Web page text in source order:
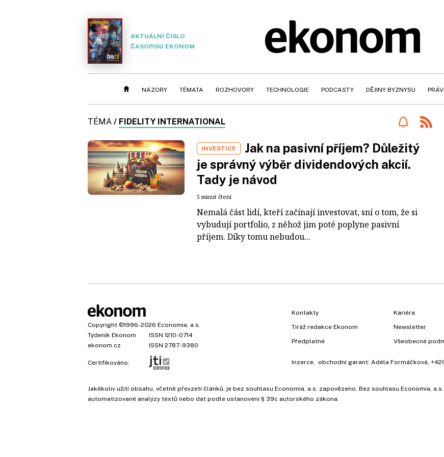
AKTUÁLNÍ ČÍSLO
ČASOPISU EKONOM
NÁZORY TÉMATA ROZHOVORY TECHNOLOGIE PODCASTY DĚJINY BYZNYSU
TÉMA / FIDELITY INTERNATIONAL
INVESTICE
Jak na pasivní příjem? Důležitý
je správný výběr dividendových akcií.
Tady je návod
5 minut čtení
Nemalá část lidí, kteří začínají investovat, sní o tom, že si
vybudují portfolio, z něhož jim poté poplyne pasivní
příjem. Díky tomu nebudou...
Copyright ©1996-2026 Economia, a.s.
Týdeník Ekonom
ISSN 1210-0714
ekonom.cz
ISSN 2787-9380
Certifikováno:
Kontakty
Tiráž redakce Ekonom
Předplatné
Kariéra
Newsletter
Všeobecné
Inzerce , obchodní garant: Adéla Formáčková
Jakékoliv užití obsahu, včetně převzetí článků, je bez souhlasu Economia, a.s. zapovězeno. Bez souhlasu Economia,
automatizované analýzy textů nebo dat podle ustanovení § 39c autorského zákona.